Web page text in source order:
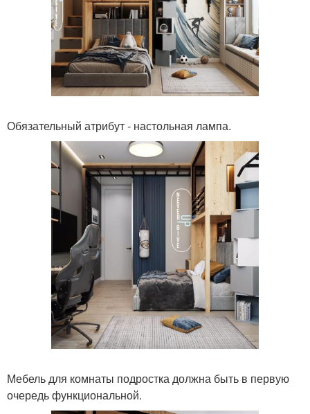
Обязательный атрибут - настольная лампа.
Мебель для комнаты подростка должна быть в первую
очередь функциональной.